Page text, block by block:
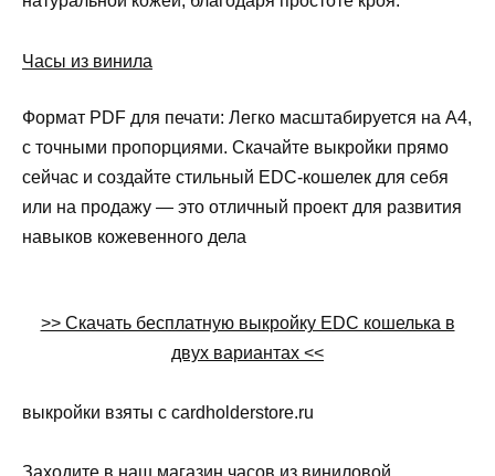
Часы из винила
Формат PDF для печати: Легко масштабируется на A4,
с точными пропорциями. Скачайте выкройки прямо
сейчас и создайте стильный EDC-кошелек для себя
или на продажу — это отличный проект для развития
навыков кожевенного дела
>> Скачать бесплатную выкройку EDC кошелька в
двух вариантах <<
выкройки взяты с cardholderstore.ru